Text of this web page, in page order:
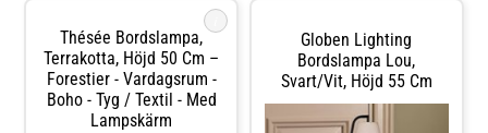
Thésée Bordslampa,
Terrakotta, Höjd 50 Cm –
Forestier - Vardagsrum -
Boho - Tyg / Textil - Med
Lampskärm
Globen Lighting
Bordslampa Lou,
Svart/vit, Höjd 55 Cm